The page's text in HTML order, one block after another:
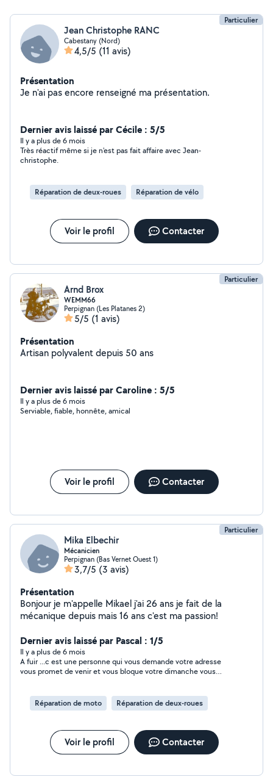
Particulier
Jean Christophe RANC
Cabestany (Nord)
4,5/5 (11 avis)
Présentation
Je n'ai pas encore renseigné ma présentation.
Dernier avis laissé par Cécile : 5/5
Il y a plus de 6 mois
Très réactif même si je n'est pas fait affaire avec Jean-
christophe.
Réparation de deux-roues Réparation de vélo
Voir le profil Contacter
Particulier
Arnd Brox
WEMM66
Perpignan (Les Platanes 2)
5/5 (1 avis)
Présentation
Artisan polyvalent depuis 50 ans
Dernier avis laissé par Caroline : 5/5
Il y a plus de 6 mois
Serviable, fiable, honnête, amical
Voir le profil Contacter
Particulier
Mika Elbechir
Mécanicien
Perpignan (Bas Vernet Ouest 1)
3,7/5 (3 avis)
Présentation
Bonjour je m'appelle Mikael j'ai 26 ans je fait de la
mécanique depuis mais 16 ans c'est ma passion!
Dernier avis laissé par Pascal : 1/5
Il y a plus de 6 mois
A fuir ...c est une personne qui vous demande votre adresse
vous promet de venir et vous bloque votre dimanche vous
promis 2 fois ..ne communiquer jamais votre adresse quesque
qui se cache la dessous?? Croyais moi je suis une personne
Réparation de moto Réparation de deux-roues
Voir le profil Contacter